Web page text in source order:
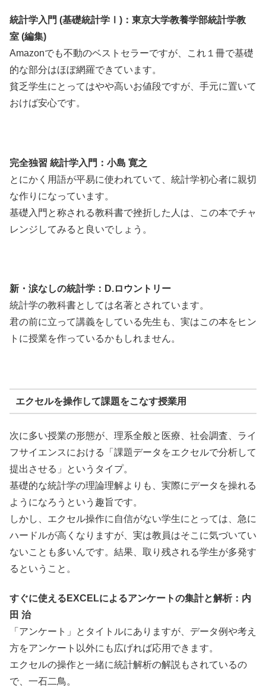
統計学入門 (基礎統計学Ⅰ)：東京大学教養学部統計学教
室 (編集)
Amazonでも不動のベストセラーですが、これ１冊で基礎
的な部分はほぼ網羅できています。
貧乏学生にとってはやや高いお値段ですが、手元に置いて
おけば安心です。
完全独習 統計学入門：小島 寛之
とにかく用語が平易に使われていて、統計学初心者に親切
な作りになっています。
基礎入門と称される教科書で挫折した人は、この本でチャ
レンジしてみると良いでしょう。
新・涙なしの統計学：D.ロウントリー
統計学の教科書としては名著とされています。
君の前に立って講義をしている先生も、実はこの本をヒン
トに授業を作っているかもしれません。
エクセルを操作して課題をこなす授業用
次に多い授業の形態が、理系全般と医療、社会調査、ライ
フサイエンスにおける「課題データをエクセルで分析して
提出させる」というタイプ。
基礎的な統計学の理論理解よりも、実際にデータを操れる
ようになろうという趣旨です。
しかし、エクセル操作に自信がない学生にとっては、急に
ハードルが高くなりますが、実は教員はそこに気づいてい
ないことも多いんです。結果、取り残される学生が多発す
るということ。
すぐに使えるEXCELによるアンケートの集計と解析：内
田 治
「アンケート」とタイトルにありますが、データ例や考え
方をアンケート以外にも広げれば応用できます。
エクセルの操作と一緒に統計解析の解説もされているの
で、一石二鳥。